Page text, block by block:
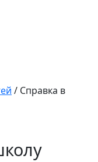
/ Справка в